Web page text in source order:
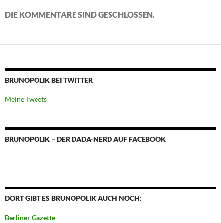
DIE KOMMENTARE SIND GESCHLOSSEN.
BRUNOPOLIK BEI TWITTER
Meine Tweets
BRUNOPOLIK – DER DADA-NERD AUF FACEBOOK
DORT GIBT ES BRUNOPOLIK AUCH NOCH:
Berliner Gazette